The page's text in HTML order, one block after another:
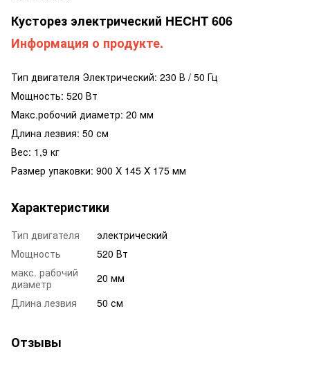
Кусторез электрический HECHT 606
Информация о продукте.
Тип двигателя Электрический: 230 В / 50 Гц
Мощность: 520 Вт
Макс.робочий диаметр: 20 мм
Длина лезвия: 50 см
Вес: 1,9 кг
Размер упаковки: 900 X 145 X 175 мм
Характеристики
Тип двигателя
электрический
Мощность
520 Вт
макс. рабочий
диаметр
20 мм
Длина лезвия
50 см
Отзывы